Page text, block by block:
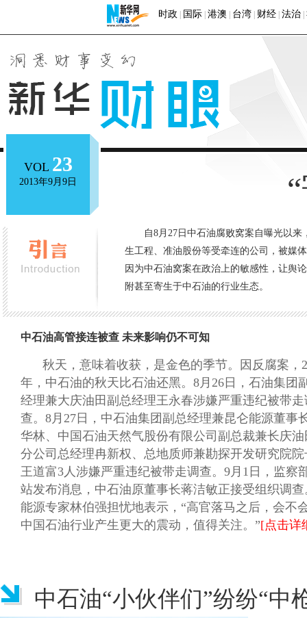
时政 国际| 港澳 台湾| 财经| 法治|
VOL 23
2013年9月9日
自8月27日中石油腐败窝案自曝光以
生工程、准油股份等受牵连的公司，被媒
因为中石油窝案在政治上的敏感性，让舆
附甚至寄生于中石油的行业生态。
中石油高管接连被查 未来影响仍不可知
秋天，意味着收获，是金色的季节。因反腐案，
年，中石油的秋天比石油还黑。8月26日，石油集团
经理兼大庆油田副总经理王永春涉嫌严重违纪被带走
查。8月27日，中石油集团副总经理兼昆仑能源董事
华林、中国石油天然气股份有限公司副总裁兼长庆油
分公司总经理冉新权、总地质师兼勘探开发研究院院
王道富3人涉嫌严重违纪被带走调查。9月1日，监察
站发布消息，中石油原董事长蒋洁敏正接受组织调查
能源专家林伯强担忧地表示，“高官落马之后，会不
中国石油行业产生更大的震动，值得关注。”[点击详
中石油“小伙伴们”纷纷“中